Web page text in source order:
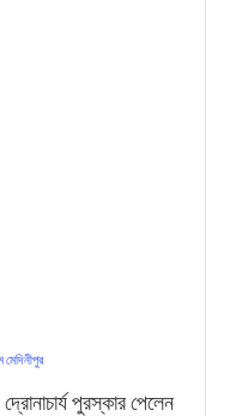
মেদিনীপুর
পুরস্কার পেলেন